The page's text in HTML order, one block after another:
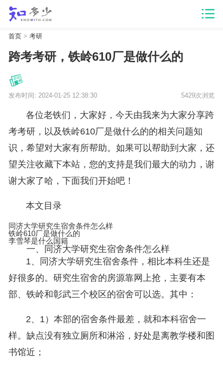
首页> 考研
跨考考研，铁岭610厂是做什么的
发布时间: 2024-01-25 12:38:30 5429次浏览
各位老铁们，大家好，今天由我来为大家分享跨
考考研，以及铁岭610厂是做什么的的相关问题知
识，希望对大家有所帮助。如果可以帮助到大家，还
望关注收藏下本站，您的支持是我们最大的动力，谢
谢大家了哈，下面我们开始吧！
本文目录
同济大学研究生宿舍条件怎么样
铁岭610厂是做什么的
李雪琴是什么国籍
一、同济大学研究生宿舍条件怎么样
1、同济大学研究生宿舍条件，相比本科生还是
好很多的。研究生宿舍的房源靠网上抢，主要有本
部、铁岭和彰武三个校区的宿舍可以选。其中：
2、1）本部的宿舍条件最差，就和本科宿舍一
样。缺点没有独立厕所和淋浴，好处是离教学楼和图
书馆近；